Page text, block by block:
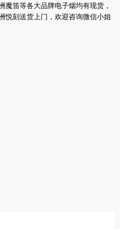
魔笛等各大品牌电子烟均有现货，
悦刻送货上门，欢迎咨询微信小姐